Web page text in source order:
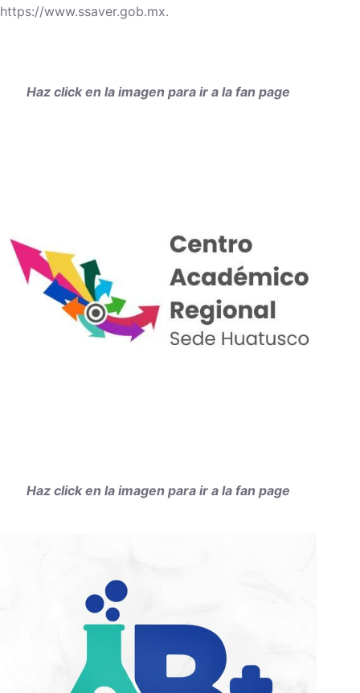
https://www.ssaver.gob.mx.
Haz click en la imagen para ir a la fan page
Haz click en la imagen para ir a la fan page